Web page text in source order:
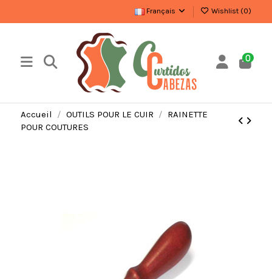
Français Wishlist (0)
0
Accueil OUTILS POUR LE CUIR
RAINETTE
POUR COUTURES